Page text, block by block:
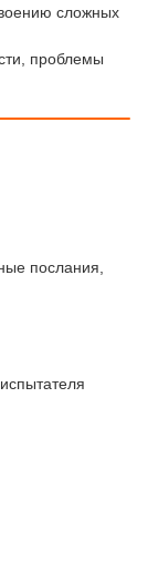
сложных
проблемы
послания,